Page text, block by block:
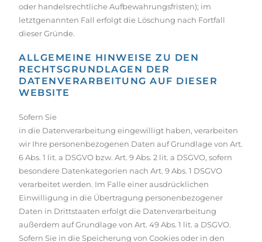
oder handelsrechtliche Aufbewahrungsfristen); im
letztgenannten Fall erfolgt die Löschung nach Fortfall
dieser Gründe.
ALLGEMEINE HINWEISE ZU DEN
RECHTSGRUNDLAGEN DER
DATENVERARBEITUNG AUF DIESER
WEBSITE
Sofern Sie
in die Datenverarbeitung eingewilligt haben, verarbeiten
wir Ihre personenbezogenen Daten auf Grundlage von Art.
6 Abs. 1 lit. a DSGVO bzw. Art. 9 Abs. 2 lit. a DSGVO, sofern
besondere Datenkategorien nach Art. 9 Abs. 1 DSGVO
verarbeitet werden. Im Falle einer ausdrücklichen
Einwilligung in die Übertragung personenbezogener
Daten in Drittstaaten erfolgt die Datenverarbeitung
außerdem auf Grundlage von Art. 49 Abs. 1 lit. a DSGVO.
Sofern Sie in die Speicherung von Cookies oder in den